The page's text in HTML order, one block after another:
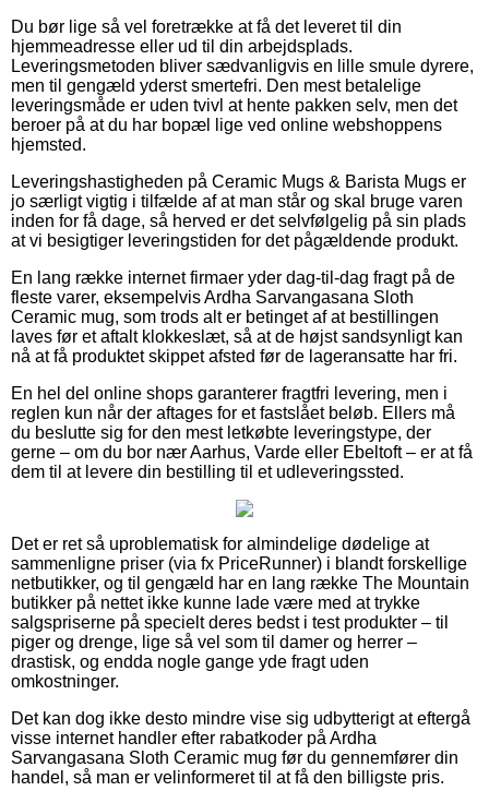
Du bør lige så vel foretrække at få det leveret til din
hjemmeadresse eller ud til din arbejdsplads.
Leveringsmetoden bliver sædvanligvis en lille smule dyrere,
men til gengæld yderst smertefri. Den mest betalelige
leveringsmåde er uden tvivl at hente pakken selv, men det
beroer på at du har bopæl lige ved online webshoppens
hjemsted.
Leveringshastigheden på Ceramic Mugs & Barista Mugs er
jo særligt vigtig i tilfælde af at man står og skal bruge varen
inden for få dage, så herved er det selvfølgelig på sin plads
at vi besigtiger leveringstiden for det pågældende produkt.
En lang række internet firmaer yder dag-til-dag fragt på de
fleste varer, eksempelvis Ardha Sarvangasana Sloth
Ceramic mug, som trods alt er betinget af at bestillingen
laves før et aftalt klokkeslæt, så at de højst sandsynligt kan
nå at få produktet skippet afsted før de lageransatte har fri.
En hel del online shops garanterer fragtfri levering, men i
reglen kun når der aftages for et fastslået beløb. Ellers må
du beslutte sig for den mest letkøbte leveringstype, der
gerne – om du bor nær Aarhus, Varde eller Ebeltoft – er at få
dem til at levere din bestilling til et udleveringssted.
Det er ret så uproblematisk for almindelige dødelige at
sammenligne priser (via fx PriceRunner) i blandt forskellige
netbutikker, og til gengæld har en lang række The Mountain
butikker på nettet ikke kunne lade være med at trykke
salgspriserne på specielt deres bedst i test produkter – til
piger og drenge, lige så vel som til damer og herrer –
drastisk, og endda nogle gange yde fragt uden
omkostninger.
Det kan dog ikke desto mindre vise sig udbytterigt at eftergå
visse internet handler efter rabatkoder på Ardha
Sarvangasana Sloth Ceramic mug før du gennemfører din
handel, så man er velinformeret til at få den billigste pris.